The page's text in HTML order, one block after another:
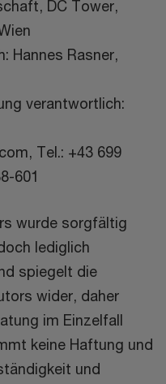
DC Tower,
Hannes Rasner,
verantwortlich:
Tel.: +43 699
601
wurde sorgfältig
lediglich
spiegelt die
wider, daher
im Einzelfall
keine Haftung und
und